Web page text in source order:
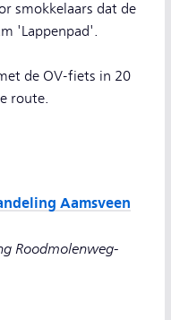
smokkelaars dat de
'Lappenpad'.
de OV-fiets in 20
route.
Aamsveen
Roodmolenweg-